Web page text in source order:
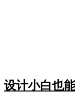
设计小白也